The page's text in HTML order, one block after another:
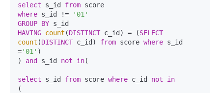
select s_id from
where s_id !=
'01'
GROUP BY
HAVING count (DISTINCT c_id) = (SELECT
count (DISTINCT c_id) from score where s_id
='01' )
) and s_id not in(
select s_id from score where c_id not
in